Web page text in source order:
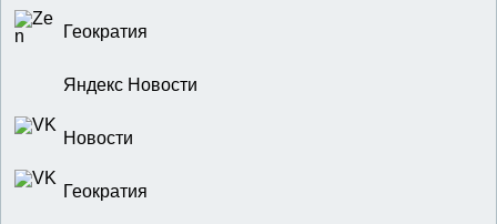
Геократия
Яндекс Новости
Новости
Геократия